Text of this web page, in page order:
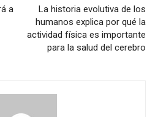
a
La historia evolutiva de los
humanos explica por qué la
actividad física es importante
para la salud del cerebro